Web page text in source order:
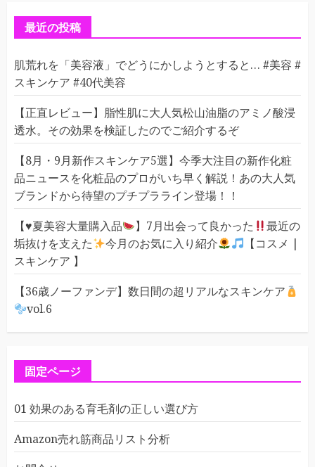
最近の投稿
肌荒れを「美容液」でどうにかしようとすると… #美容 #
スキンケア #40代美容
【正直レビュー】脂性肌に大人気松山油脂のアミノ酸浸
透水。その効果を検証したのでご紹介するぞ
【8月・9月新作スキンケア5選】今季大注目の新作化粧
品ニュースを化粧品のプロがいち早く解説！あの大人気
ブランドから待望のプチプラライン登場！！
【♥️夏美容大量購入品 】7月出会って良かった
最近の
垢抜けを支えた
今月のお気に入り紹介
【コスメ |
スキンケア 】
【36歳ノーファンデ】数日間の超リアルなスキンケア
vol.6
固定ページ
01 効果のある育毛剤の正しい選び方
Amazon売れ筋商品リスト分析